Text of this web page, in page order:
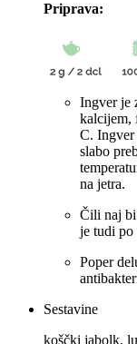
Priprava:
Ingver je
kalcijem,
C. Ingver
slabo
na jetra.
Čili naj bi
je tudi po
Poper
Sestavine
koščki jabolk,